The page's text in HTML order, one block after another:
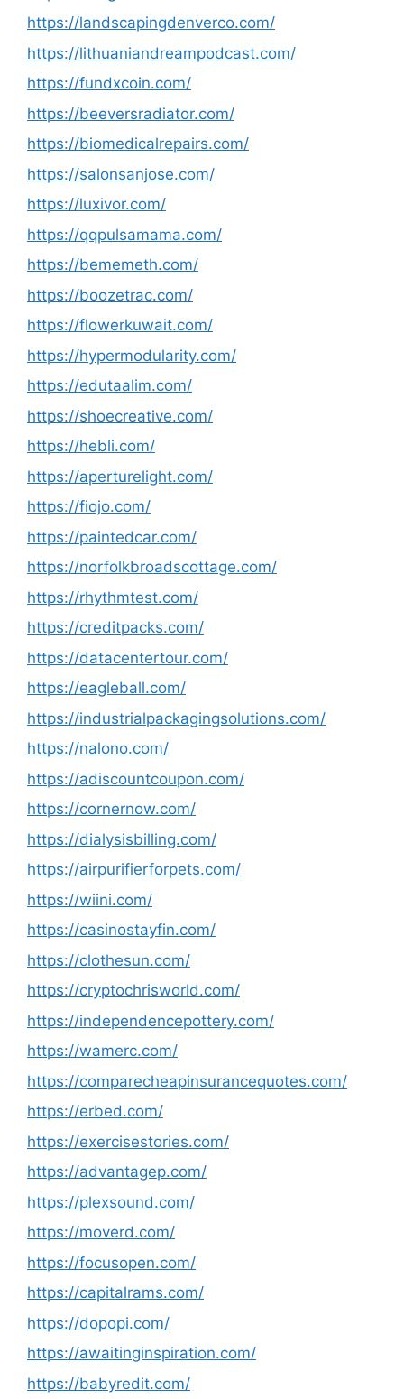
https://landscapingdenverco.com/
https://lithuaniandreampodcast.com/
https://fundxcoin.com/
https://beeversradiator.com/
https://biomedicalrepairs.com/
https://salonsanjose.com/
https://luxivor.com/
https://qqpulsamama.com/
https://bememeth.com/
https://boozetrac.com/
https://flowerkuwait.com/
https://hypermodularity.com/
https://edutaalim.com/
https://shoecreative.com/
https://hebli.com/
https://aperturelight.com/
https://fiojo.com/
https://paintedcar.com/
https://norfolkbroadscottage.com/
https://rhythmtest.com/
https://creditpacks.com/
https://datacentertour.com/
https://eagleball.com/
https://industrialpackagingsolutions.com/
https://nalono.com/
https://adiscountcoupon.com/
https://cornernow.com/
https://dialysisbilling.com/
https://airpurifierforpets.com/
https://wiini.com/
https://casinostayfin.com/
https://clothesun.com/
https://cryptochrisworld.com/
https://independencepottery.com/
https://wamerc.com/
https://comparecheapinsurancequotes.com/
https://erbed.com/
https://exercisestories.com/
https://advantagep.com/
https://plexsound.com/
https://moverd.com/
https://focusopen.com/
https://capitalrams.com/
https://dopopi.com/
https://awaitinginspiration.com/
https://babyredit.com/